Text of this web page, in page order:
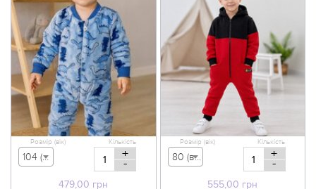
479,00 грн
Розмір (вік)
104 (вік 3-4 р) - 479,00 грн
Кількість
+
-
555,00 грн
Розмір (вік)
80 (вік 9-12 міс) - 555,00 грн
Кількість
+
-